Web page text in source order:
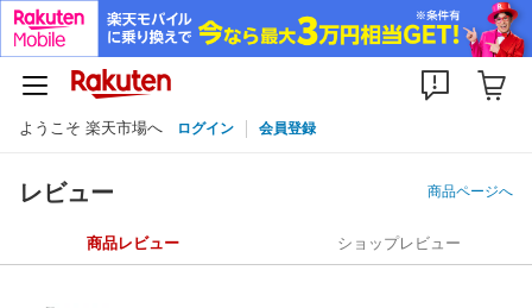
ようこそ 楽天市場へ ログイン 会員登録
レビュー 商品ページへ
商品レビュー ショップレビュー